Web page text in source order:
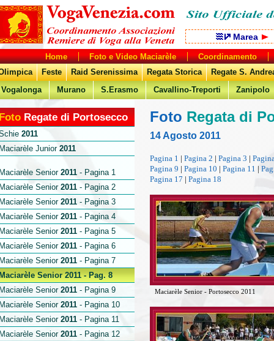
Foto Regata di
14 Agosto 2011
Pagina 1 | Pagina 2 | Pagina 3 |
Pagina 9 | Pagina 10 | Pagina 11 |
Pagina 17 | Pagina 18
Maciarèle Senior - Portosecco 2011
Marea
Home Foto e Video Maciarèle
Coordinamento
Feste Raid Serenissima Regata Storica
Regate S.
Vogalonga
Murano S.Erasmo Cavallino-Treporti Zanipolo
Regate di Portosecco
2011
Junior2011
Senior 2011- Pagina 1
Senior 2011 - Pagina 2
Senior 2011 - Pagina 3
Senior 2011 - Pagina 4
Senior 2011 - Pagina 5
Senior 2011 - Pagina 6
Senior 2011 - Pagina 7
Senior2011- Pag. 8
Senior 2011 - Pagina 9
Senior 2011 - Pagina 10
Senior 2011 - Pagina 11
Senior 2011 - Pagina 12